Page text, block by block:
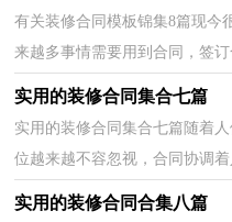
有关装修合同模板锦集8篇现今
来越多事情需要用到合同，签
的保障。那么常见的合同书是
实用的装修合同集合七篇
实用的装修合同集合七篇随着
位越来越不容忽视，合同协调
份详细的合同要怎么写呢？以
实用的装修合同合集八篇